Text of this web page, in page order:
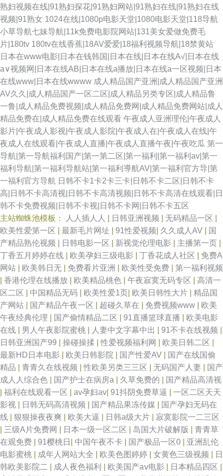
熟妇视频在线|91熟妇探花|91熟妇网站|91熟妇在线|91熟妇在线
视频|91熟女 1024在线|1080p电影天堂|1080电影天堂|118导航
小草导航七妹导航|11k免费电影院网站|131美女爱做免费毛
片|180tv 180tv在线香蕉|18AV爱爱|18福利视频导航|18禁黄站
日本在www电影|日本在钱韩国|日本在线|日本在线A√|日本在线
a∨视频网|日本在线AB|日本在线a播放|日本在线a一区视频|日本
在线www|日本在线wwww 成人精品国产亚洲|成人精品国产亚洲
AV久久|成人精品国产一区二区|成人精品另类专区|成人精品鲁
一鲁|成人精品免费视频|成人精品免费网|成人精品免费网站|成人
精品免费在|成人精品免费在线观看 午夜成人亚洲理伦|午夜成人
影片|午夜成人影视|午夜成人影院|午夜成人在|午夜成人在线|午
夜成人在线观看|午夜成人直播|午夜成人直播午夜|午夜吃瓜 第一
导航|第一导航福利国产|第一第二区|第一福利|第一福利av|第一
福利导航|第一福利导航站|第一福利導航AV|第一福利官方导|第
一福利官方导航 日韩不卡1卡2卡三卡|日韩不卡二区|日韩不卡
高|日韩不卡高清视|日韩不卡高清视频|日韩不卡高清在线观看|日
韩不卡免费视频|日韩不卡视|日韩不卡网|日韩不卡五区
主站蜘蛛池模板：
人人插人人 日韩亚洲视频 无码精品一区
欧美性爱第一区
最新毛片网址 91性爱视频 久久成人AV
国
产精品熟伦视频
日韩电影一区 新视觉伦理电影 主播第一页
丁香五月婷婷在线
欧美孕妇三级电影 丁香花成人社区
免费A
网站
欧美韩日无 免费看片亚洲 欧美性受免费
第一福利视频
香港伦理在线播放 欧美精品桃色 午夜寂寞无码专区
高清一
区二区
中国精品无码 欧美性爱1页 欧美日韩性大片
精品国
产网站
国产精品午夜一区 超碰久草在 免费视频www
欧美
午夜经典伦理
国产偷情精品二区 91直播篮球直播
欧美电影
在线
男人午夜影院蜜桃 人妻中文字幕中出 91不卡在线视频
日韩亚洲国产99
操碰操揉 |性爱视频福利网 欧美日韩二区
最新HD日本电影
欧美日韩影院 国产性爱AV
国产在线国偷
精品
青青久在线视频 |性欧美另类三三区 无码国产人妻
国产
成人人综合色
国产护士在病房a 久草免费的
国产精品高清视
福利在线观看一区 av孕妇av 91抖阴免费草逼
一区二区天天
影视
日韩无码高清视频 国产精品果冻传媒
国产孕妇无码在
线
狠狠操夜夜爽 欧美大逼 日韩a级大片
寂寞影院一二三区
三级A片免费网 日本一级一区二区 岛国大片破解版
青青草
在观免费
91樱桃日 中国午夜不卡 国产极品一区0
亚洲乱伦
电影蜜桃
成年人网站大全 欧美色图婷婷 女黄色三级视频
日
韩欧美影院二
成人夜色福利 欧美国产aⅴ电影 日本精品四区